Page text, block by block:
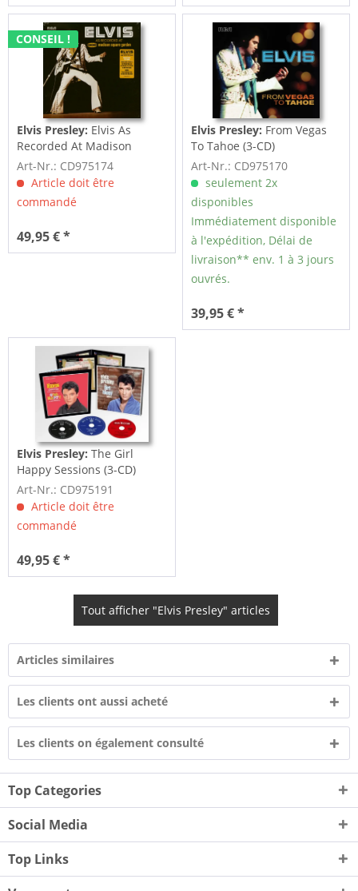
CONSEIL !
Elvis Presley: Elvis As
Recorded At Madison
Square Garden (3-CD)
Art-Nr.: CD975174
Article doit être
commandé
49,95 € *
Elvis Presley: From Vegas
To Tahoe (3-CD)
Art-Nr.: CD975170
seulement 2x
disponibles
Immédiatement disponible
à l'expédition, Délai de
livraison** env. 1 à 3 jours
ouvrés.
39,95 € *
Elvis Presley: The Girl
Happy Sessions (3-CD)
Art-Nr.: CD975191
Article doit être
commandé
49,95 € *
Tout afficher "Elvis Presley" articles
Articles similaires
Les clients ont aussi acheté
Les clients on également consulté
Top Categories
Social Media
Top Links